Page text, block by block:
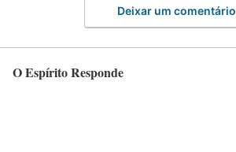
Deixar um comentário
O Espírito Responde